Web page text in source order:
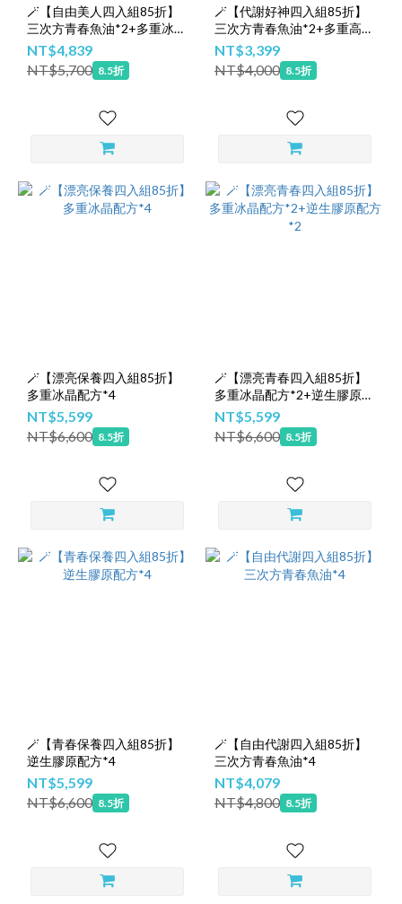
🪄【自由美人四入組85折】
三次方青春魚油*2+多重冰晶
配方*2
NT$4,839
NT$5,700 8.5折
🪄【代謝好神四入組85折】
三次方青春魚油*2+多重高效
B群*2
NT$3,399
NT$4,000 8.5折
🪄【漂亮保養四入組85折】
多重冰晶配方*4
NT$5,599
NT$6,600 8.5折
🪄【漂亮青春四入組85折】
多重冰晶配方*2+逆生膠原配
方*2
NT$5,599
NT$6,600 8.5折
🪄【青春保養四入組85折】
逆生膠原配方*4
NT$5,599
NT$6,600 8.5折
🪄【自由代謝四入組85折】
三次方青春魚油*4
NT$4,079
NT$4,800 8.5折